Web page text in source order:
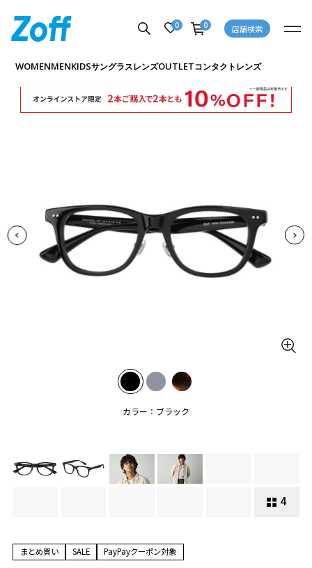
0 0 店舗検索
WOMENMENKIDSサングラスレンズOUTLETコンタクトレンズ
カラー：ブラック
4
商品詳細ページへ
まとめ買い SALE PayPayクーポン対象